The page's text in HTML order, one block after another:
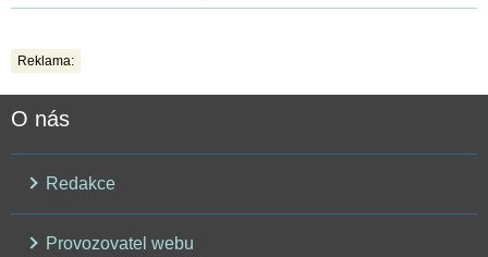
Reklama:
O nás
Redakce
Provozovatel webu